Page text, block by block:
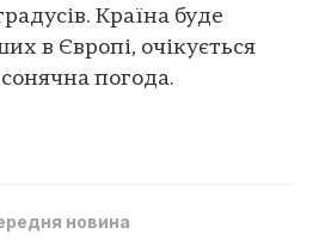
Країна буде
в Європі, очікується
погода.
новина